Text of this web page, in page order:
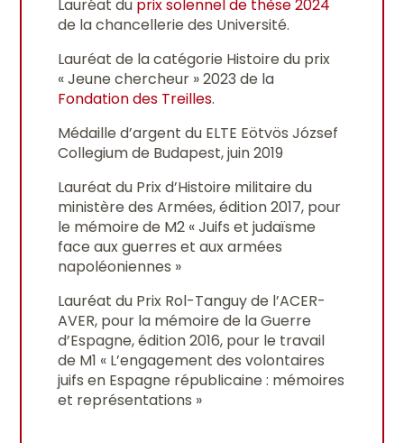
Lauréat du prix solennel de thèse 2024
de la chancellerie des Université.
Lauréat de la catégorie Histoire du prix
« Jeune chercheur » 2023 de la
Fondation des Treilles.
Médaille d’argent du ELTE Eötvös József
Collegium de Budapest, juin 2019
Lauréat du Prix d’Histoire militaire du
ministère des Armées, édition 2017, pour
le mémoire de M2 « Juifs et judaïsme
face aux guerres et aux armées
napoléoniennes »
Lauréat du Prix Rol-Tanguy de l’ACER-
AVER, pour la mémoire de la Guerre
d’Espagne, édition 2016, pour le travail
de M1 « L’engagement des volontaires
juifs en Espagne républicaine : mémoires
et représentations »